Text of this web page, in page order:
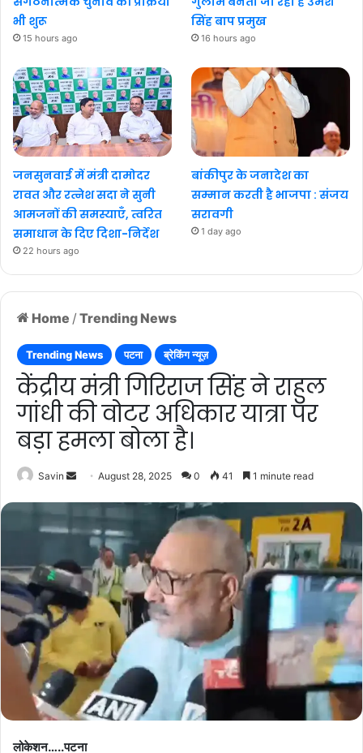
Home / Trending News
Trending News पटना ब्रेकिंग न्यूज़
केंद्रीय मंत्री गिरिराज सिंह ने राहुल
गांधी की वोटर अधिकार यात्रा पर
बड़ा हमला बोला है।
Savin
SendAugust 28, 2025 0 41 1 minute read
लोकेशन…..पटना
भी शुरू
15 hours ago
सिंह बाप प्रमुख
16 hours ago
जनसुनवाई में मंत्री दामोदर
रावत और रत्नेश सदा ने सुनी
आमजनों की समस्याएँ, त्वरित
समाधान के दिए दिशा-निर्देश
22 hours ago
बांकीपुर के जनादेश का
सम्मान करती है भाजपा : संजय
सरावगी
1 day ago